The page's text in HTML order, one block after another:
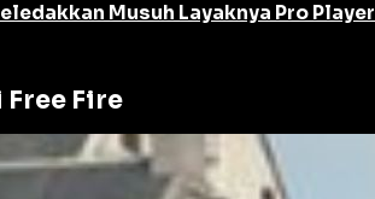
Musuh Layaknya Pro
Fire